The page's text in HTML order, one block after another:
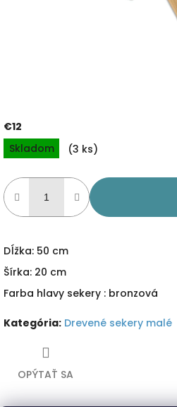
€12
Jednotková
cena:
Skladom (3 ks)
Dĺžka: 50 cm
Šírka: 20 cm
Farba hlavy sekery : bronzová
Kategória: Drevené sekery malé
OPÝTAŤ SA